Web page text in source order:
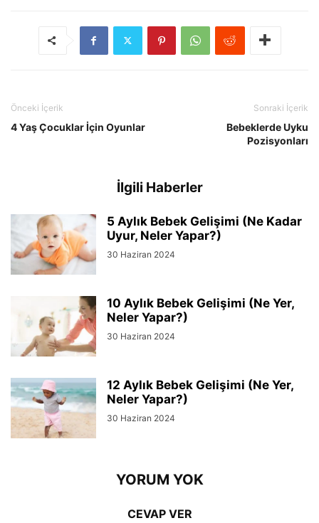
Önceki İçerik
4 Yaş Çocuklar İçin Oyunlar
Sonraki İçerik
Bebeklerde Uyku
Pozisyonları
İlgili Haberler
5 Aylık Bebek Gelişimi (Ne Kadar
Uyur, Neler Yapar?)
30 Haziran 2024
10 Aylık Bebek Gelişimi (Ne Yer,
Neler Yapar?)
30 Haziran 2024
12 Aylık Bebek Gelişimi (Ne Yer,
Neler Yapar?)
30 Haziran 2024
YORUM YOK
CEVAP VER